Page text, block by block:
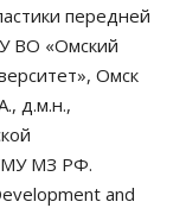
передней
ВО «Омский
Омск
д.м.н.,
МЗ РФ.
and